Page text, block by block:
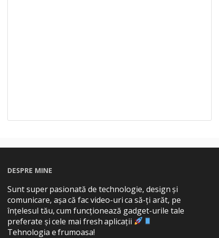
DESPRE MINE
Sunt super pasionată de technologie, design și
comunicare, așa că fac video-uri ca să-ți arăt, pe
înțelesul tău, cum funcționează gadget-urile tale
preferate și cele mai fresh aplicații
Tehnologia e frumoasa!